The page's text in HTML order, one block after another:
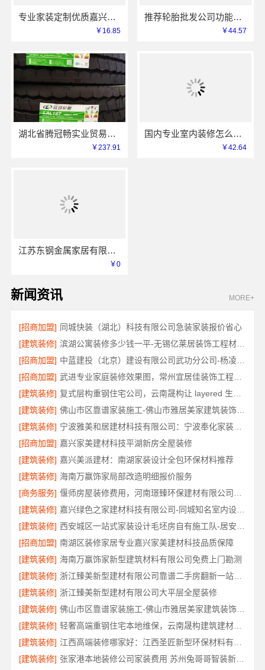
专业家装定制优质嘉兴绿色之家建材科技有限公司
￥16.85
推荐轮胎批发公司功能——湖北省腾冠畅实业贸易有限公司
￥44.57
湖北省腾冠畅实业贸易有限公司专业轮胎批发平台解决方案
￥237.91
国内专业室内装修怎么样江西圣匠新型环保材料有限公司
￥42.64
江苏东钢金属家居有限公司屏风隔断艺术漆价格
￥0
新闻资讯 MORE+
[招商加盟] 同城快装（湖北）科技有限公司急装家装报价省心
[建筑装修]
滨湖公寓装修多少钱一平-无锡亿莱居装饰工程材料有限公司
[招商加盟]
中蓝建投（北京）建设有限公司武功分公司-杨凌全包十大品牌
[招商加盟]
武进专业家庭装修效果图，常州宜居佳装饰工程有限公司精心打造
[建筑装修]
[建筑装修]
佛山市区靠谱家装施工-佛山市雅居美家建筑装饰工程有限公司
[建筑装修]
宁波雅美和居建材科技有限公司：宁波奉化家装装修线下门店地址
[招商加盟] 嘉兴家美建材科技平湖新房全屋装修
[建筑装修] 嘉兴美派建材：南湖家装设计全包环保材料推荐
[建筑装修] 海南万赢饰家局部改造明细报价服务
[商务服务]
[建筑装修]
嘉兴绿色之家建材科技有限公司-同城知名室内设计团队高端
[建筑装修]
[招商加盟] 南湖区装修家居专业嘉兴家美建材科技品质保障
[建筑装修] 海南万赢饰家新型建筑材料有限公司免费上门勘测
[建筑装修]
浙江臻美新型建材有限公司靠谱二手房翻新一站式急装
[建筑装修] 浙江臻美新型建材有限公司大平层全屋装修
[建筑装修]
佛山市区靠谱家装施工-佛山市雅居美家建筑装饰工程有限公司
[建筑装修]
轻奢高端重钢住宅本地维保，云南晟构建筑建材有限公司全程护航
[建筑装修]
[建筑装修]
张家港本地装修公司家装费用 苏州兔哥哥智装新材料有限公司